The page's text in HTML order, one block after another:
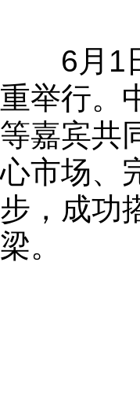
6月1日
重举行。
等嘉宾共
心市场、
步，成功
梁。